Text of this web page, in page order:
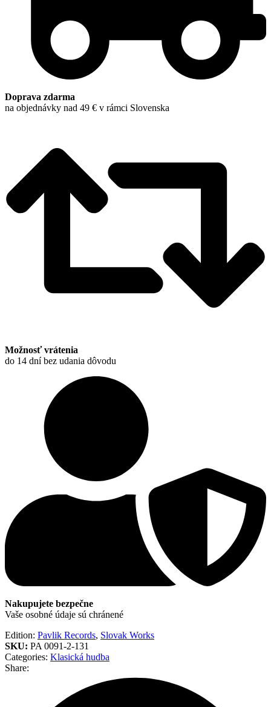
Doprava zdarma
na objednávky nad 49 € v rámci Slovenska
Možnosť vrátenia
do 14 dní bez udania dôvodu
Nakupujete bezpečne
Vaše osobné údaje sú chránené
Edition: Pavlik Records, Slovak Works
SKU: PA 0091-2-131
Categories: Klasická hudba
Share: